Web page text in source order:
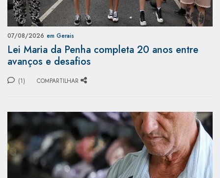
07/08/2026 em Gerais
Lei Maria da Penha completa 20 anos entre
avanços e desafios
(1) COMPARTILHAR